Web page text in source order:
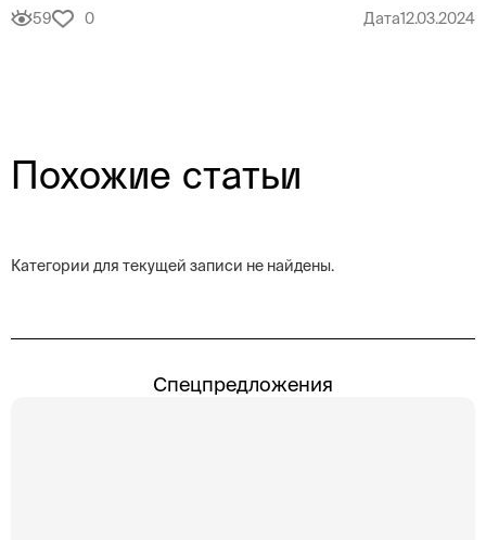
59 0 Дата12.03.2024
Похожие статьи
Категории для текущей записи не найдены.
Спецпредложения